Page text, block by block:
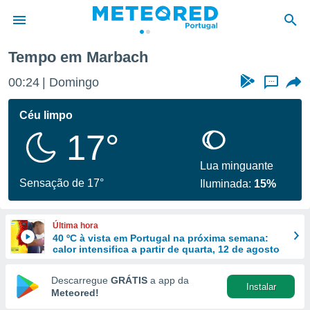
da
foi
fornecidas
a este
das
e
forma
digital
Tempo em Marbach
00:24 Domingo ...
Céu limpo
17°
Sensação de 17°
Lua minguante
Iluminada: 15%
Última hora
40 ºC à vista em Portugal na próxima semana:
calor intensifica a partir de quarta, 12 de agosto
Descarregue GRÁTIS a app da
Meteored!
Instalar